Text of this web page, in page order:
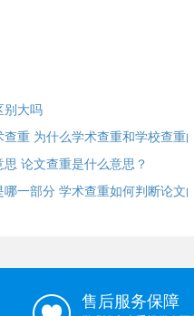
别大吗
重 为什么学术查重和学校查重的
论文查重是什么意思？
一部分 学术查重如何判断论文的
售后服务保障